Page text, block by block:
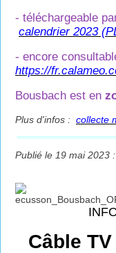
- téléchargeable
calendrier 2023
- encore
https://
Bousbach est en
Plus d'infos : collecte
Publié le 19 mai 2023 :
Câble